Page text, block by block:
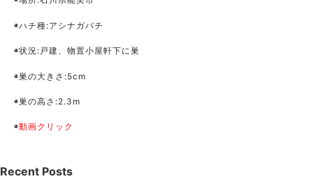
◉ハチ種:アシナガバチ
◉状況:戸建、物置小屋軒下に巣
◉巣の大きさ:5cm
◉巣の高さ:2.3m
◉動画クリック
Recent Posts